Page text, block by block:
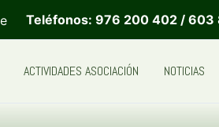
Teléfonos: 976 200 402 / 603
ACTIVIDADES ASOCIACIÓN NOTICIAS